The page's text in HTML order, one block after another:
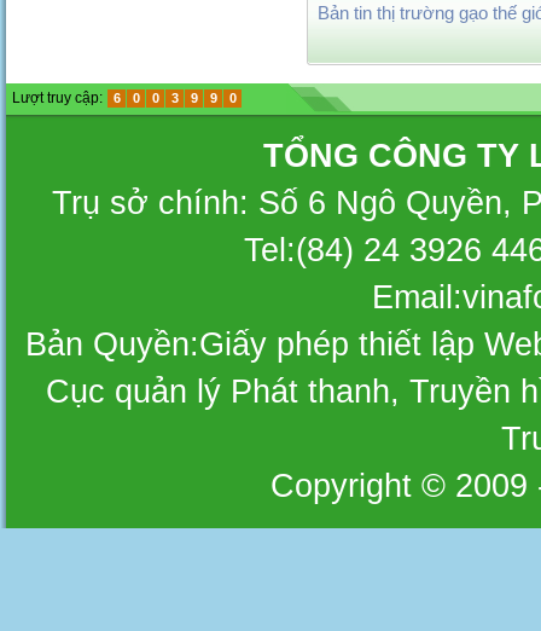
Bản tin thị trường gạo thế
Lượt truy cập: 6 0 0 3 9 9 0
TỔNG CÔNG TY
Trụ sở chính: Số 6 Ngô Quyền,
Tel:(84) 24 3926
Bản Quyền:Giấy phép thiết lập
Cục quản lý Phát thanh, Truyền
Copyright © 2009